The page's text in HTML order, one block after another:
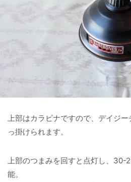
上部はカラビナですので、デイジ
っ掛けられます。
上部のつまみを回すと点灯し、30-
能。